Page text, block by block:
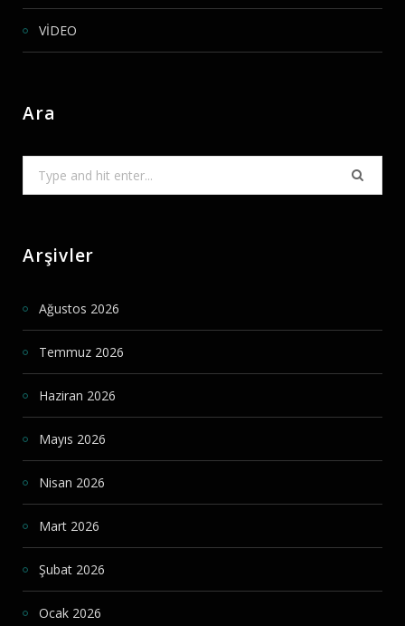
VİDEO
Ara
Arşivler
Ağustos 2026
Temmuz 2026
Haziran 2026
Mayıs 2026
Nisan 2026
Mart 2026
Şubat 2026
Ocak 2026